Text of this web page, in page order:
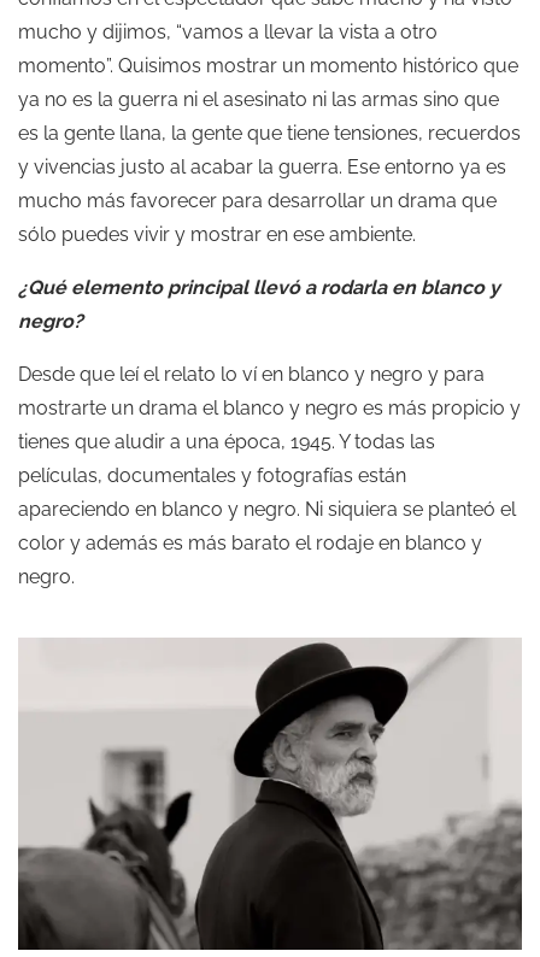
mucho y dijimos, “vamos a llevar la vista a otro
momento”. Quisimos mostrar un momento histórico que
ya no es la guerra ni el asesinato ni las armas sino que
es la gente llana, la gente que tiene tensiones, recuerdos
y vivencias justo al acabar la guerra. Ese entorno ya es
mucho más favorecer para desarrollar un drama que
sólo puedes vivir y mostrar en ese ambiente.
¿Qué elemento principal llevó a rodarla en blanco y
negro?
Desde que leí el relato lo ví en blanco y negro y para
mostrarte un drama el blanco y negro es más propicio y
tienes que aludir a una época, 1945. Y todas las
películas, documentales y fotografías están
apareciendo en blanco y negro. Ni siquiera se planteó el
color y además es más barato el rodaje en blanco y
negro.